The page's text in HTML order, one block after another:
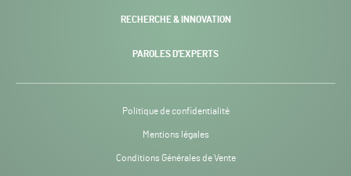
RECHERCHE & INNOVATION
PAROLES D’EXPERTS
Politique de confidentialité
Mentions légales
Conditions Générales de Vente